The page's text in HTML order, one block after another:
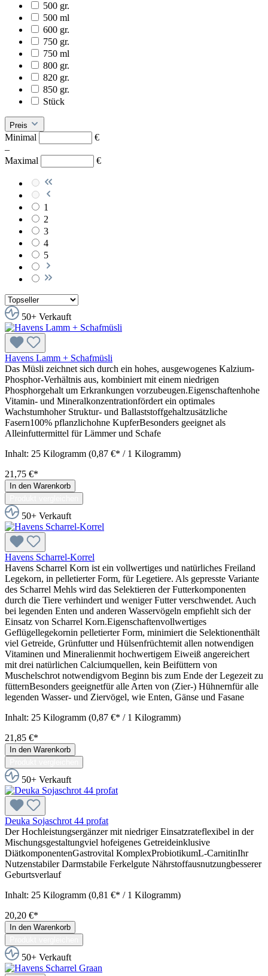
500 gr.
500 ml
600 gr.
750 gr.
750 ml
800 gr.
820 gr.
850 gr.
Stück
Preis
Minimal
€
–
Maximal
€
1
2
3
4
5
50+ Verkauft
Havens Lamm + Schafmüsli
Das Müsli zeichnet sich durch ein hohes, ausgewogenes Kalzium-
Phosphor-Verhältnis aus, kombiniert mit einem niedrigen
Phosphorgehalt um Erkrankungen vorzubeugen.Eigenschaftenhohe
Vitamin- und Mineralkonzentrationfördert ein optimales
Wachstumhoher Struktur- und Ballaststoffgehaltzusätzliche
Fasern100% pflanzlichohne KupferBesonders geeignet als
Alleinfuttermittel für Lämmer und Schafe
Inhalt: 25 Kilogramm (0,87 €* / 1 Kilogramm)
21,75 €*
In den Warenkorb
50+ Verkauft
Havens Scharrel-Korrel
Havens Scharrel Korn ist ein vollwertiges und natürliches Freiland
Legekorn, in pelletierter Form, für Legetiere. Als gepresste Variante
des Scharrel Mehls wird das Selektieren der Futterkomponenten
durch die Tiere verhindert und weniger Futter verschwendet. Auch
bei legenden Enten und anderen Wasservögeln empfiehlt sich der
Einsatz von Scharrel Korn.Eigenschaftenvollwertiges
Geflügellegekornin pelletierter Form, minimiert die Selektionenthält
viel Getreide, Grünfutter und Hülsenfrüchtemit allen notwendigen
Vitaminen und Mineralienmit hochwertigem Eiweiß angereichert
mit drei natürlichen Calciumquellen, kein Beifüttern von
Muschelschrot notwendigvom Beginn bis zum Ende der Legezeit zu
fütternBesonders geeignetfür alle Arten von (Zier-) Hühnernfür alle
legenden Wasser- und Ziervögel, wie Enten, Gänse und Fasane
Inhalt: 25 Kilogramm (0,87 €* / 1 Kilogramm)
21,85 €*
In den Warenkorb
50+ Verkauft
Deuka Sojaschrot 44 profat
Der Hochleistungsergänzer mit niedriger Einsatzrateflexibel in der
Mischungsgestaltungviel hofeigenes Getreideinklusive
DiätkomponentenGastrovital KomplexProbiotikumL-CarnitinIhr
Nutzenstabiler Darmstabile Ferkelgute Nährstoffausnutzungbesserer
Geburtsverlauf
Inhalt: 25 Kilogramm (0,81 €* / 1 Kilogramm)
20,20 €*
In den Warenkorb
50+ Verkauft